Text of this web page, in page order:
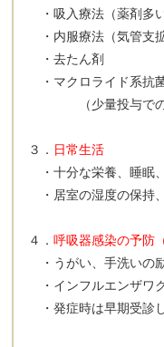
・吸入療法（薬剤多い
・内服療法（気管支
・去たん剤
・マクロライド系抗
（少量投与での去
３． 日常生活
・十分な栄養、睡眠
・居室の湿度の保持
４．呼吸器感染の予防
・うがい、手洗いの
・インフルエンザワ
・発症時は早期受診